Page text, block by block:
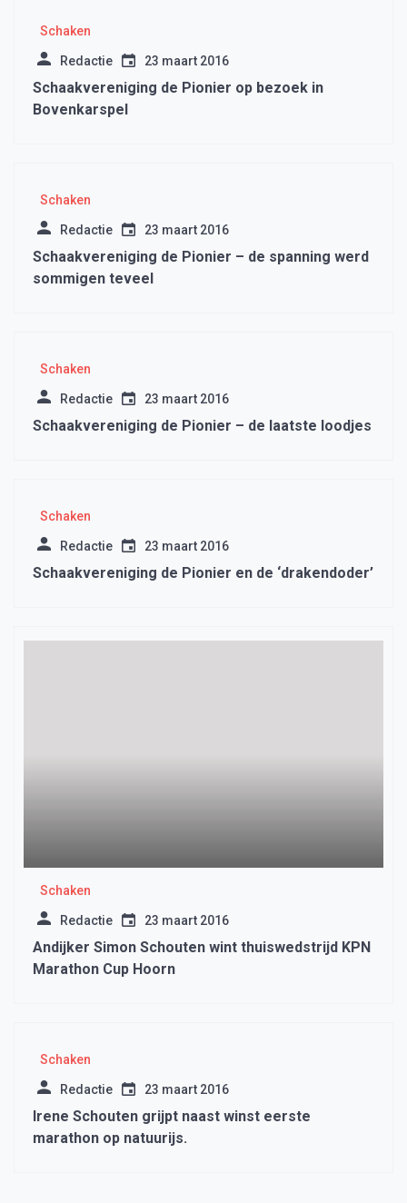
Schaken
Redactie 23 maart 2016
Schaakvereniging de Pionier op bezoek in
Bovenkarspel
Schaken
Redactie 23 maart 2016
Schaakvereniging de Pionier – de spanning werd
sommigen teveel
Schaken
Redactie 23 maart 2016
Schaakvereniging de Pionier – de laatste loodjes
Schaken
Redactie 23 maart 2016
Schaakvereniging de Pionier en de ‘drakendoder’
Schaken
Redactie 23 maart 2016
Andijker Simon Schouten wint thuiswedstrijd KPN
Marathon Cup Hoorn
Schaken
Redactie 23 maart 2016
Irene Schouten grijpt naast winst eerste
marathon op natuurijs.